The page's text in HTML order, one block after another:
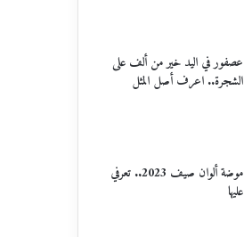
عصفور في اليد خير من ألف على
الشجرة.. اعرف أصل المثل
موضة ألوان صيف 2023.. تعرفي
عليها